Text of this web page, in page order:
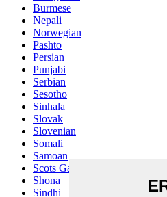
Burmese
Nepali
Norwegian
Pashto
Persian
Punjabi
Serbian
Sesotho
Sinhala
Slovak
Slovenian
Somali
Samoan
Scots Gaelic
Shona
Sindhi